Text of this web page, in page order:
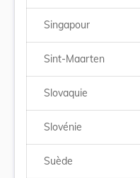
Singapour
Sint-Maarten
Slovaquie
Slovénie
Suède